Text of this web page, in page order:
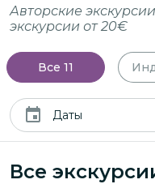
Авторские
экскурсии от 20€
Все 11
Даты
Все